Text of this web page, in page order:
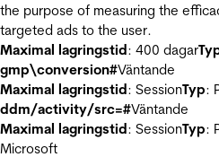
the purpose of measuring the
targeted ads to the user.
Maximal lagringstid: 400 dagar
gmp\conversion#Väntande
Maximal lagringstid: SessionTyp:
ddm/activity/src=#Väntande
Maximal lagringstid: SessionTyp:
Microsoft